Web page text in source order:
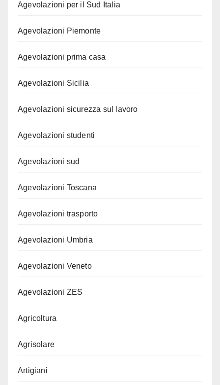
Agevolazioni per il Sud Italia
Agevolazioni Piemonte
Agevolazioni prima casa
Agevolazioni Sicilia
Agevolazioni sicurezza sul lavoro
Agevolazioni studenti
Agevolazioni sud
Agevolazioni Toscana
Agevolazioni trasporto
Agevolazioni Umbria
Agevolazioni Veneto
Agevolazioni ZES
Agricoltura
Agrisolare
Artigiani